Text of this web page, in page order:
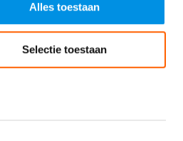
Alles toestaan
Selectie toestaan